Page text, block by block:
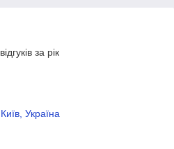
за рік
Україна